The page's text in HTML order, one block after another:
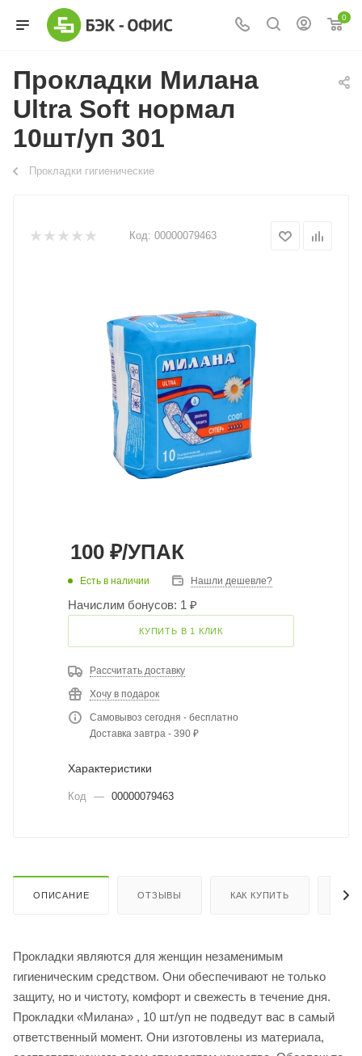
0
Прокладки Милана
Ultra Soft нормал
10шт/уп 301
Прокладки гигиенические
Код: 00000079463
100 ₽/УПАК
Есть в наличии Нашли дешевле?
Начислим бонусов: 1 ₽
КУПИТЬ В 1 КЛИК
Рассчитать доставку
Хочу в подарок
Самовывоз сегодня - бесплатно
Доставка завтра - 390 ₽
Характеристики
Код — 00000079463
ОПИСАНИЕ ОТЗЫВЫ КАК КУПИТЬ
Прокладки являются для женщин незаменимым
гигиеническим средством. Они обеспечивают не только
защиту, но и чистоту, комфорт и свежесть в течение дня.
Прокладки «Милана» , 10 шт/уп не подведут вас в самый
ответственный момент. Они изготовлены из материала,